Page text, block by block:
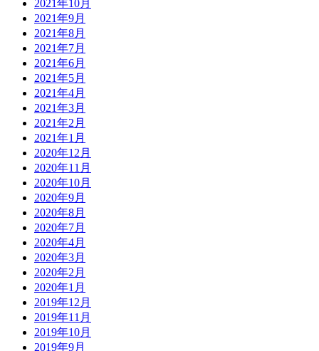
2021年10月
2021年9月
2021年8月
2021年7月
2021年6月
2021年5月
2021年4月
2021年3月
2021年2月
2021年1月
2020年12月
2020年11月
2020年10月
2020年9月
2020年8月
2020年7月
2020年4月
2020年3月
2020年2月
2020年1月
2019年12月
2019年11月
2019年10月
2019年9月